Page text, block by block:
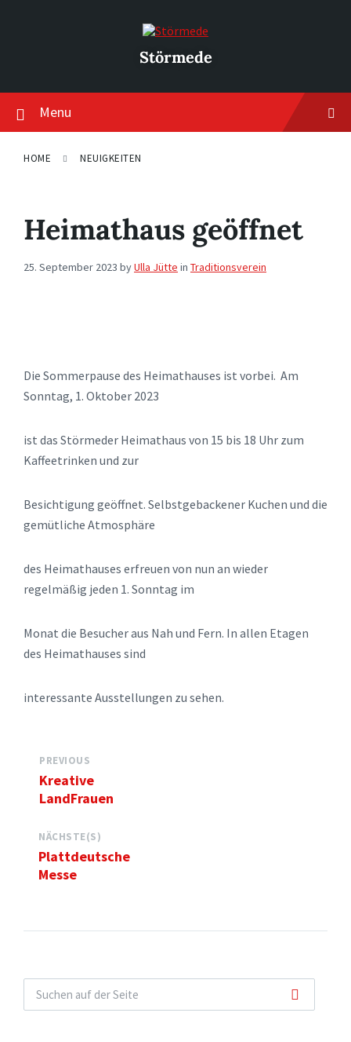
Störmede
Menu
HOME NEUIGKEITEN
Heimathaus geöffnet
25. September 2023 byUlla Jütte in Traditionsverein
Die Sommerpause des Heimathauses ist vorbei. Am
Sonntag, 1. Oktober 2023
ist das Störmeder Heimathaus von 15 bis 18 Uhr zum
Kaffeetrinken und zur
Besichtigung geöffnet. Selbstgebackener Kuchen und die
gemütliche Atmosphäre
des Heimathauses erfreuen von nun an wieder
regelmäßig jeden 1. Sonntag im
Monat die Besucher aus Nah und Fern. In allen Etagen
des Heimathauses sind
interessante Ausstellungen zu sehen.
PREVIOUS
Kreative
LandFrauen
NÄCHSTE(S)
Plattdeutsche
Messe